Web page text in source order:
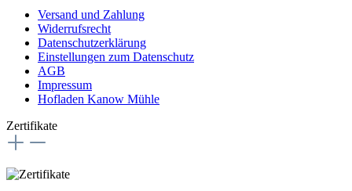
Versand und Zahlung
Widerrufsrecht
Datenschutzerklärung
Einstellungen zum Datenschutz
AGB
Impressum
Hofladen Kanow Mühle
Zertifikate